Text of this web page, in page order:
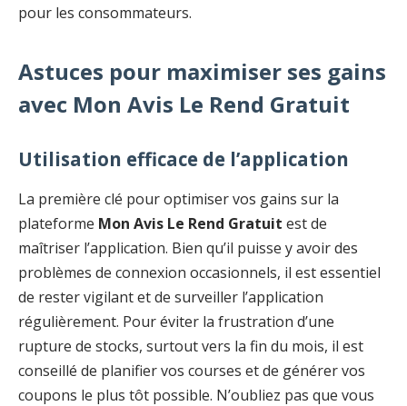
pour les consommateurs.
Astuces pour maximiser ses gains
avec Mon Avis Le Rend Gratuit
Utilisation efficace de l’application
La première clé pour optimiser vos gains sur la
plateforme Mon Avis Le Rend Gratuit est de
maîtriser l’application. Bien qu’il puisse y avoir des
problèmes de connexion occasionnels, il est essentiel
de rester vigilant et de surveiller l’application
régulièrement. Pour éviter la frustration d’une
rupture de stocks, surtout vers la fin du mois, il est
conseillé de planifier vos courses et de générer vos
coupons le plus tôt possible. N’oubliez pas que vous